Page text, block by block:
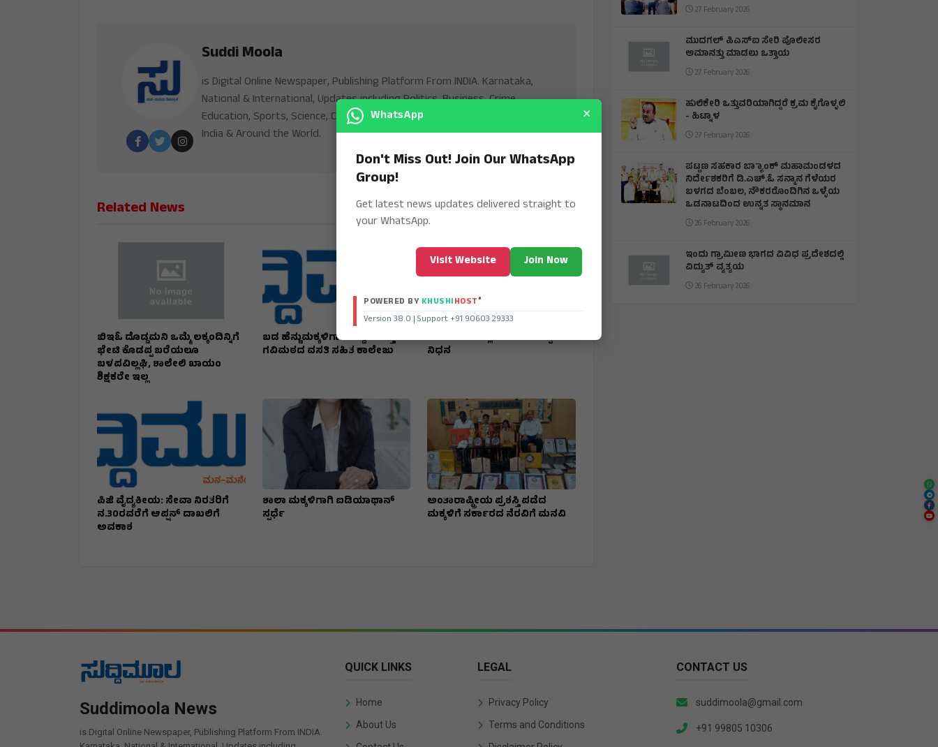
Suddi Moola
is Digital Online Newspaper, Publishing Platform From INDIA. Karnataka,
National & International, Updates including Politics, Business, Crime,
Education, Sports, Science, Current Affairs. Latest Breaking News From
India & Around the World.
Related News
ಬಿಇಓ ದೊಡ್ಡಮನಿ ಒಮ್ಮೆ ಲಕ್ಕಂದಿನ್ನಿಗೆ
ಭೇಟಿ ಕೊಡಪ್ಪ ಬರೆಯಲೂ
ಬಳಪವಿಲ್ಲಘಿ, ಶಾಲೇಲಿ ಖಾಯಂ
ಶಿಕ್ಷಕರೇ ಇಲ್ಲ
ಬಡ ಹೆನ್ಣುಮಕ್ಕಳಿಗಾಗಿ ಸಿದ್ದವಾಗುತ್ತಿದೆ
ಗವಿಮಠದ ವಸತಿ ಸಹಿತ ಕಾಲೇಜು
ಕುಡತಿನಿಯ ಪಲ್ಲೇದ ಜಗದೀಶಪ್ಪ
ನಿಧನ
ಪಿಜಿ ವೈದ್ಯಕೀಯ: ಸೇವಾ ನಿರತರಿಗೆ
ನ.30ರವರೆಗೆ ಆಪ್ಷನ್ ದಾಖಲಿಗೆ
ಅವಕಾಶ
ಶಾಲಾ ಮಕ್ಕಳಿಗಾಗಿ ಐಡಿಯಾಥಾನ್‌
ಸ್ಪರ್ಧೆ
ಅಂತಾರಾಷ್ಟ್ರೀಯ ಪ್ರಶಸ್ತಿ ಪಡೆದ
ಮಕ್ಕಳಿಗೆ ಸರ್ಕಾರದ ನೆರವಿಗೆ ಮನವಿ
27 February 2026
ಮುದಗಲ್ ಪಿಎಸ್‌ಐ ಸೇರಿ ಪೊಲೀಸರ
ಅಮಾನತ್ತು ಮಾಡಲು ಒತ್ತಾಯ
27 February 2026
ಹುಲಿಕೇರಿ ಒತ್ತುವರಿಯಾಗಿದ್ದರೆ ಕ್ರಮ ಕೈಗೊಳ್ಳಲಿ
- ಹಿಟ್ನಾಳ
27 February 2026
ಪಟ್ಟಣ ಸಹಕಾರ ಬ್ಯಾಾಂಕ್ ಮಹಾಮಂಡಳದ
ನಿರ್ದೇಶಕರಿಗೆ ಡಿ.ಎಚ್.ಓ ಸನ್ಮಾನ ಗೆಳೆಯರ
ಬಳಗದ ಬೆಂಬಲ, ನೌಕರರೊಂದಿಗಿನ ಒಳ್ಳೆಯ
ಒಡನಾಟದಿಂದ ಉನ್ನತ ಸ್ಥಾನಮಾನ
26 February 2026
ಇಂದು ಗ್ರಾಮೀಣ ಭಾಗದ ವಿವಿಧ ಪ್ರದೇಶದಲ್ಲಿ
ವಿದ್ಯುತ್ ವ್ಯತ್ಯಯ
26 February 2026
Suddimoola News
is Digital Online Newspaper, Publishing Platform From INDIA.
QUICK LINKS
Home
About Us
LEGAL
Privacy Policy
Terms and Conditions
CONTACT US
suddimoola@gmail.com
+91 99805 10306
WhatsApp ×
Don't Miss Out! Join Our WhatsApp
Group!
Get latest news updates delivered straight to
your WhatsApp.
Visit Website Join Now
POWERED BY KHUSHIHOST®
Version 38.0 | Support +91 90603 29333